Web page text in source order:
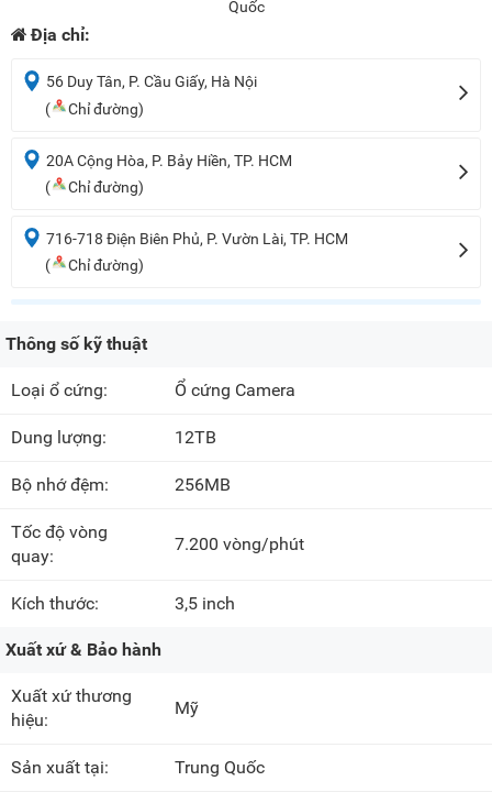
Quốc
Địa chỉ:
56 Duy Tân, P. Cầu Giấy, Hà Nội
(
Chỉ đường)
20A Cộng Hòa, P. Bảy Hiền, TP. HCM
(
Chỉ đường)
716-718 Điện Biên Phủ, P. Vườn Lài, TP. HCM
(
Chỉ đường)
Thông số kỹ thuật
Loại ổ cứng: Ổ cứng Camera
Dung lượng: 12TB
Bộ nhớ đệm: 256MB
Tốc độ vòng
quay:
7.200 vòng/phút
Kích thước: 3,5 inch
Xuất xứ & Bảo hành
Xuất xứ thương
hiệu:
Mỹ
Sản xuất tại: Trung Quốc